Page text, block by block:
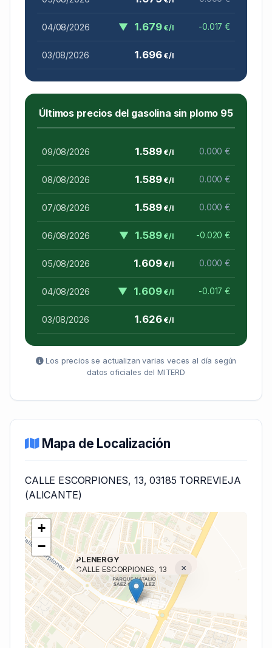
04/08/2026 ▼ 1.679€/l -0.017 €
03/08/2026 1.696€/l
Últimos precios del gasolina sin plomo 95
09/08/2026 1.589€/l 0.000 €
08/08/2026 1.589€/l 0.000 €
07/08/2026 1.589€/l 0.000 €
06/08/2026 ▼ 1.589€/l -0.020 €
05/08/2026 1.609€/l 0.000 €
04/08/2026 ▼ 1.609€/l -0.017 €
03/08/2026 1.626€/l
Los precios se actualizan varias veces al día según
datos oficiales del MITERD
Mapa de Localización
CALLE ESCORPIONES, 13, 03185 TORREVIEJA
(ALICANTE)
Cargando mapa (V7 Inline)...
PLENERGY
CALLE ESCORPIONES, 13
×
+
−